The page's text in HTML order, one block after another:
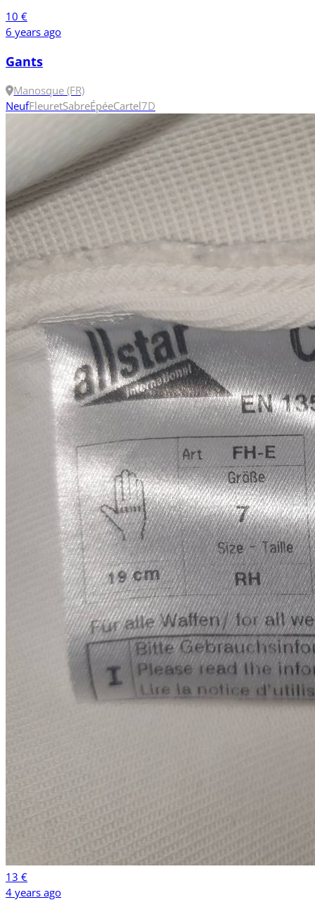
10 €
6 years ago
Gants
Manosque (FR)
NeufFleuretSabreÉpéeCartel7D
13 €
4 years ago